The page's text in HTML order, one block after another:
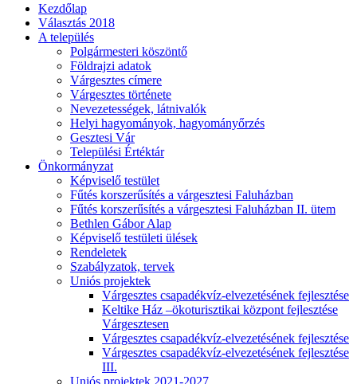
Kezdőlap
Választás 2018
A település
Polgármesteri köszöntő
Földrajzi adatok
Várgesztes címere
Várgesztes története
Nevezetességek, látnivalók
Helyi hagyományok, hagyományőrzés
Gesztesi Vár
Települési Értéktár
Önkormányzat
Képviselő testület
Fűtés korszerűsítés a várgesztesi Faluházban
Fűtés korszerűsítés a várgesztesi Faluházban II. ütem
Bethlen Gábor Alap
Képviselő testületi ülések
Rendeletek
Szabályzatok, tervek
Uniós projektek
Várgesztes csapadékvíz-elvezetésének fejlesztése
Keltike Ház –ökoturisztikai központ fejlesztése
Várgesztesen
Várgesztes csapadékvíz-elvezetésének fejlesztése
Várgesztes csapadékvíz-elvezetésének fejlesztése
III.
Uniós projektek 2021-2027